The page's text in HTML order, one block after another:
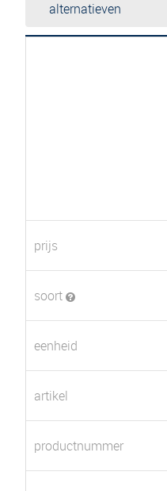
alternatieven
prijs
soort
eenheid
artikel
productnummer